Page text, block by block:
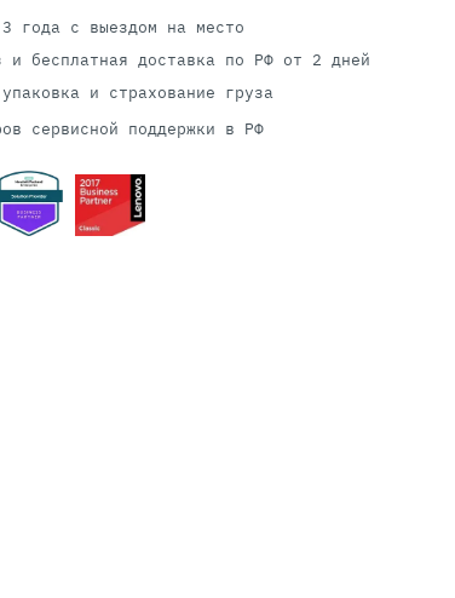
года с выездом на место
и бесплатная доставка по РФ от 2 дней
и страхование груза
сервисной поддержки в РФ